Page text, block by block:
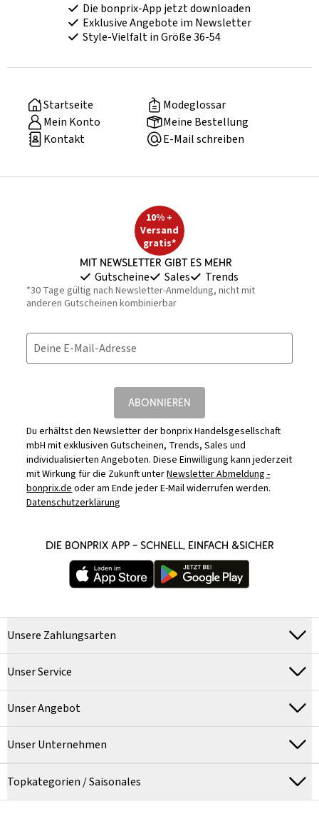
Die bonprix-App jetzt downloaden
Exklusive Angebote im Newsletter
Style-Vielfalt in Größe 36-54
Startseite
Modeglossar
Mein Konto
Meine Bestellung
Kontakt
E-Mail schreiben
10% +
Versand
gratis*
Mit Newsletter gibt es mehr
Gutscheine Sales Trends
*30 Tage gültig nach Newsletter-Anmeldung, nicht mit
anderen Gutscheinen kombinierbar
Deine E-Mail-Adresse
ABONNIEREN
Du erhältst den Newsletter der bonprix Handelsgesellschaft
mbH mit exklusiven Gutscheinen, Trends, Sales und
individualisierten Angeboten. Diese Einwilligung kann jederzeit
mit Wirkung für die Zukunft unterNewsletter Abmeldung -
bonprix.deoder am Ende jeder E-Mail widerrufen werden.
Datenschutzerklärung
DIE BONPRIX APP – SCHNELL, EINFACH &SICHER
Unsere Zahlungsarten
Unser Service
Unser Angebot
Unser Unternehmen
Topkategorien / Saisonales